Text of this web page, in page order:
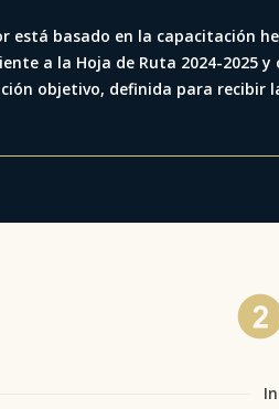
está basado en la capacitación
a la Hoja de Ruta 2024-2025 y
objetivo, definida para recibir